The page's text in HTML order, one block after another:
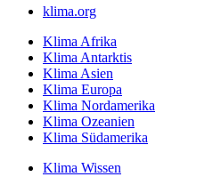
klima.org
Klima Afrika
Klima Antarktis
Klima Asien
Klima Europa
Klima Nordamerika
Klima Ozeanien
Klima Südamerika
Klima Wissen